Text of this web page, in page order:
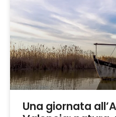
Una giornata